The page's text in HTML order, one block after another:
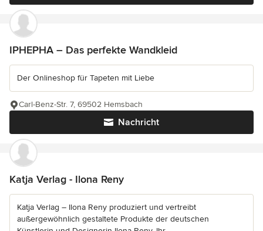
IPHEPHA – Das perfekte Wandkleid
Der Onlineshop für Tapeten mit Liebe
Nachricht
Carl-Benz-Str. 7, 69502 Hemsbach
Katja Verlag - Ilona Reny
Katja Verlag – Ilona Reny produziert und vertreibt
außergewöhnlich gestaltete Produkte der deutschen